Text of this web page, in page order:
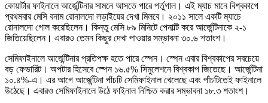
কোয়ার্টার ফাইনালে আর্জেন্টিনার সামনে আসতে পারে পর্তুগাল। এই ম্যাচ মানে বিশ্বকাপে
প্রথমবার মেসি বনাম রোনালদো লড়াইয়ের দেখা মিলবে। ২০১১ সালে একটি ম্যাচে
রোনালদো গোল করেছিলেন। কিন্তু মেসি ৮৯ মিনিটে পেনাল্টি করে আর্জেন্টিনাকে ২-১
জিতিয়েছিলেন। এবারও তেমন কিছুর দেখা পাওয়ার সম্ভাবনা ৩০.৬ শতাংশ।
সেমিফাইনালে আর্জেন্টিনার প্রতিপক্ষ হতে পারে স্পেন। স্পেন এবার বিশ্বকাপের সবচেয়ে
বড় ফেভারিট। অপটার হিসেবে স্পেন ১৬.৫% সিমুলেশনে বিশ্বকাপ জিতেছে। আর্জেন্টিনা
১০.৪%-এ। এর আগে আর্জেন্টিনা পাঁচটি সেমিফাইনাল খেলেছে এবং পাঁচটিতেই ফাইনালে
উঠেছে। এবারও সেমিফাইনালে উঠে ফাইনাল নিশ্চিত করার সম্ভাবনা ১৮.৩ শতাংশ।